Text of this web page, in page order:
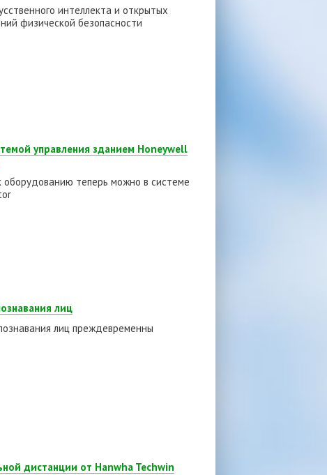
интеллекта и открытых
физической безопасности
управления зданием Honeywell
оборудованию теперь можно в системе
лиц
лиц преждевременны
дистанции от Hanwha Techwin